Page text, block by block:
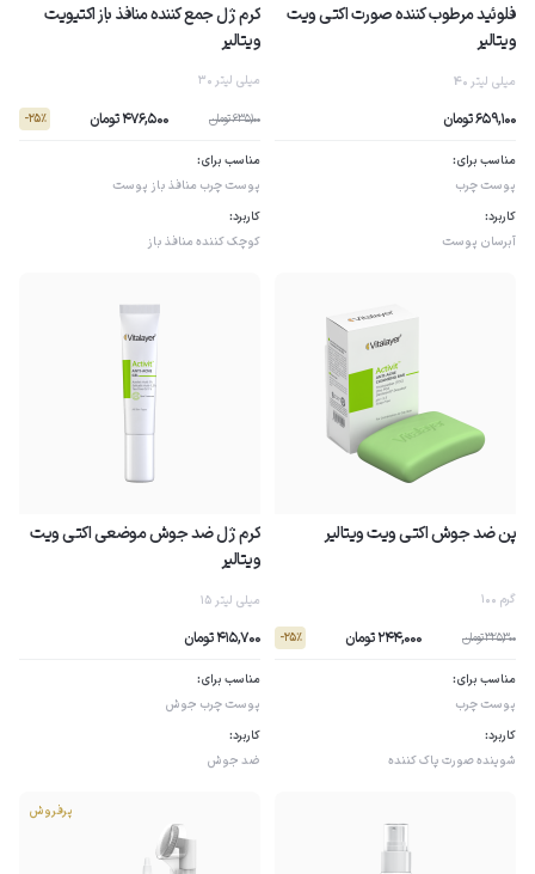
فلوئید مرطوب کننده صورت اکتی ویت
ویتالیر
40 میلی لیتر
659,100 تومان
مناسب برای:
پوست چرب
کاربرد:
آبرسان پوست
کرم ژل جمع کننده منافذ باز اکتیویت
ویتالیر
30 میلی لیتر
635,100 تومان 476,500 تومان - 25٪
مناسب برای:
پوست چرب منافذ باز پوست
کاربرد:
کوچک کننده منافذ باز
پن ضد جوش اکتی ویت ویتالیر
100 گرم
325,300 تومان 244,000 تومان - 25٪
مناسب برای:
پوست چرب
کاربرد:
شوینده صورت پاک کننده
کرم ژل ضد جوش موضعی اکتی ویت
ویتالیر
15 میلی لیتر
415,700 تومان
مناسب برای:
پوست چرب جوش
کاربرد:
ضد جوش
پرفروش